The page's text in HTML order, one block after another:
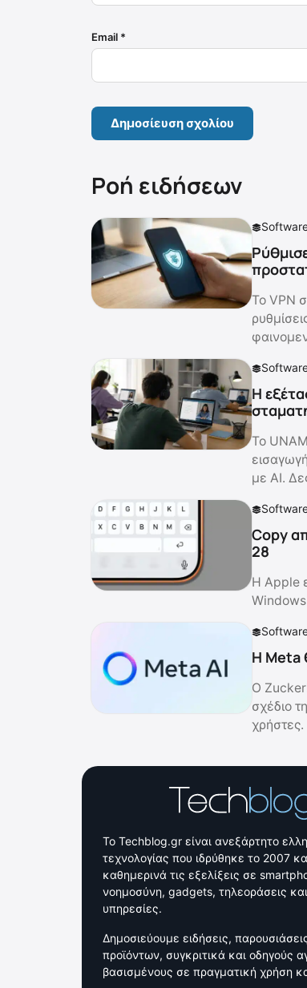
Email *
Ροή ειδήσεων
Το VPN
Η
Το
με AI.
Copy
28
Η Apple
Η Meta
Ο
σχέδιο
χρήστες.
Το Techblog.gr είναι ανεξάρτητο
τεχνολογίας που ιδρύθηκε το 2007
καθημερινά τις εξελίξεις σε
νοημοσύνη, gadgets, τηλεοράσεις
υπηρεσίες.
Δημοσιεύουμε ειδήσεις,
προϊόντων, συγκριτικά και οδηγούς
βασισμένους σε πραγματική χρήση